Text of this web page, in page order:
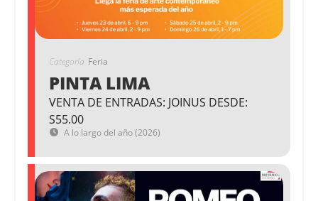
Categoría Feria
PINTA LIMA
VENTA DE ENTRADAS: JOINUS DESDE:
S55.00
A lo largo del año (2026)